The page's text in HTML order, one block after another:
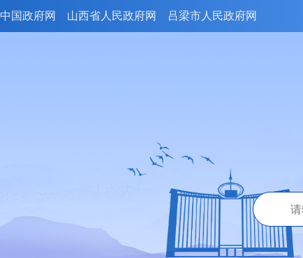
中国政府网 山西省人民政府网 吕梁市人民政府网